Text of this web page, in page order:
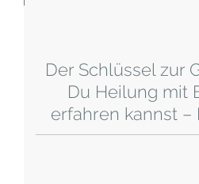
Der Schlüssel zur
Du Heilung mit
erfahren kannst –